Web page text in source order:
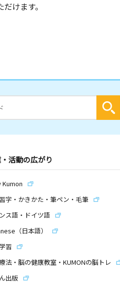
けます。
活動の広がり
Kumon
字・かきかた・筆ペン・毛筆
ス語・ドイツ語
（日本語）
習
法・脳の健康教室・KUMONの脳トレ
出版